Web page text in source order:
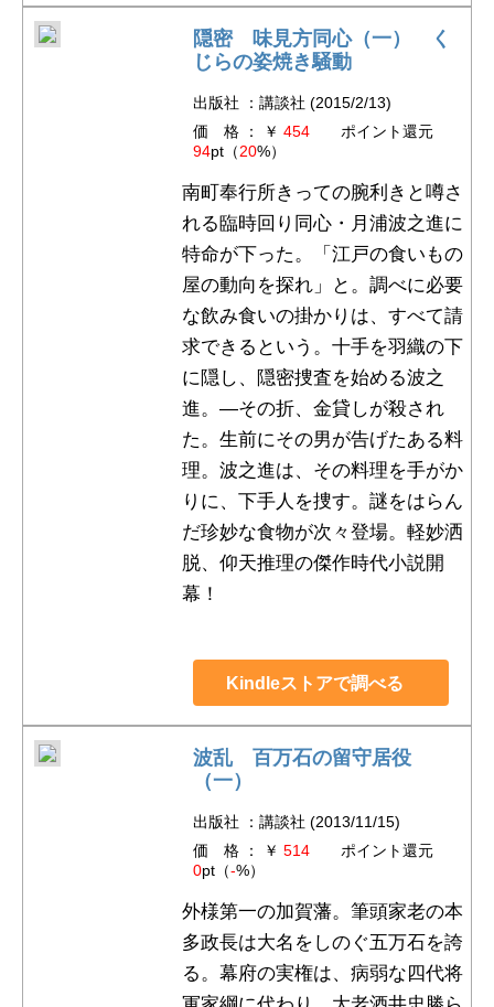
隠密 味見方同心（一） く
じらの姿焼き騒動
出版社 ：講談社 (2015/2/13)
価 格 ： ￥ 454ポイント還元
94pt（20%）
南町奉行所きっての腕利きと噂さ
れる臨時回り同心・月浦波之進に
特命が下った。「江戸の食いもの
屋の動向を探れ」と。調べに必要
な飲み食いの掛かりは、すべて請
求できるという。十手を羽織の下
に隠し、隠密捜査を始める波之
進。―その折、金貸しが殺され
た。生前にその男が告げたある料
理。波之進は、その料理を手がか
りに、下手人を捜す。謎をはらん
だ珍妙な食物が次々登場。軽妙洒
脱、仰天推理の傑作時代小説開
幕！
Kindleストアで調べる
波乱 百万石の留守居役
（一）
出版社 ：講談社 (2013/11/15)
価 格 ： ￥ 514ポイント還元
0pt（-%）
外様第一の加賀藩。筆頭家老の本
多政長は大名をしのぐ五万石を誇
る。幕府の実権は、病弱な四代将